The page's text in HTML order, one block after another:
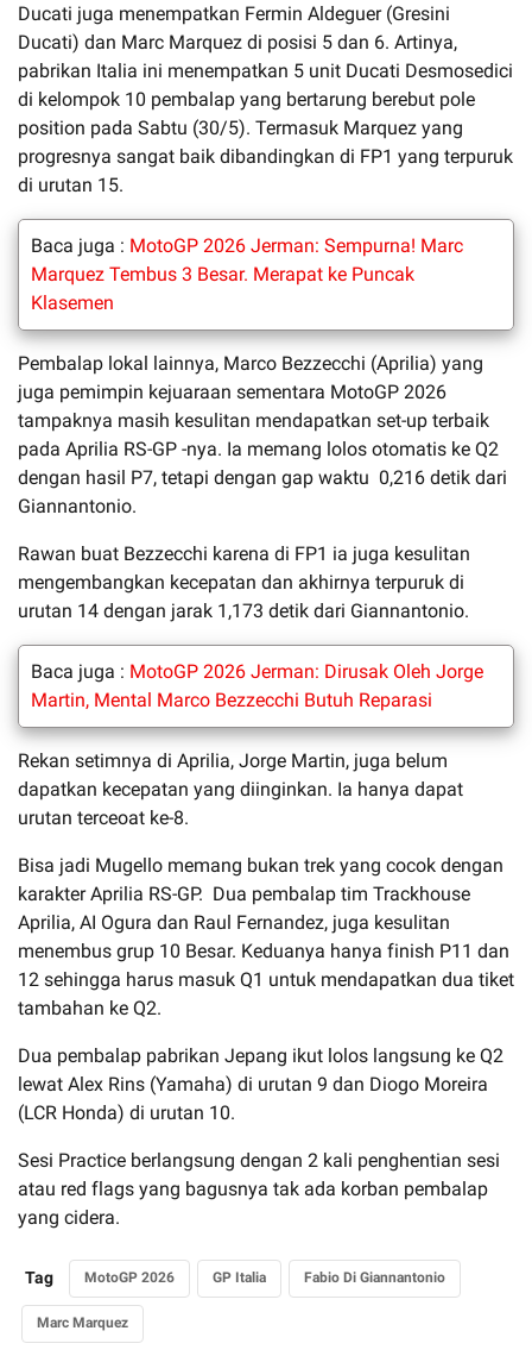
Ducati juga menempatkan Fermin Aldeguer (Gresini
Ducati) dan Marc Marquez di posisi 5 dan 6. Artinya,
pabrikan Italia ini menempatkan 5 unit Ducati Desmosedici
di kelompok 10 pembalap yang bertarung berebut pole
position pada Sabtu (30/5). Termasuk Marquez yang
progresnya sangat baik dibandingkan di FP1 yang terpuruk
di urutan 15.
Baca juga : MotoGP 2026 Jerman: Sempurna! Marc
Marquez Tembus 3 Besar. Merapat ke Puncak
Klasemen
Pembalap lokal lainnya, Marco Bezzecchi (Aprilia) yang
juga pemimpin kejuaraan sementara MotoGP 2026
tampaknya masih kesulitan mendapatkan set-up terbaik
pada Aprilia RS-GP -nya. Ia memang lolos otomatis ke Q2
dengan hasil P7, tetapi dengan gap waktu 0,216 detik dari
Giannantonio.
Rawan buat Bezzecchi karena di FP1 ia juga kesulitan
mengembangkan kecepatan dan akhirnya terpuruk di
urutan 14 dengan jarak 1,173 detik dari Giannantonio.
Baca juga : MotoGP 2026 Jerman: Dirusak Oleh Jorge
Martin, Mental Marco Bezzecchi Butuh Reparasi
Rekan setimnya di Aprilia, Jorge Martin, juga belum
dapatkan kecepatan yang diinginkan. Ia hanya dapat
urutan terceoat ke-8.
Bisa jadi Mugello memang bukan trek yang cocok dengan
karakter Aprilia RS-GP. Dua pembalap tim Trackhouse
Aprilia, AI Ogura dan Raul Fernandez, juga kesulitan
menembus grup 10 Besar. Keduanya hanya finish P11 dan
12 sehingga harus masuk Q1 untuk mendapatkan dua tiket
tambahan ke Q2.
Dua pembalap pabrikan Jepang ikut lolos langsung ke Q2
lewat Alex Rins (Yamaha) di urutan 9 dan Diogo Moreira
(LCR Honda) di urutan 10.
Sesi Practice berlangsung dengan 2 kali penghentian sesi
atau red flags yang bagusnya tak ada korban pembalap
yang cidera.
Tag MotoGP 2026 GP Italia Fabio Di Giannantonio
Marc Marquez